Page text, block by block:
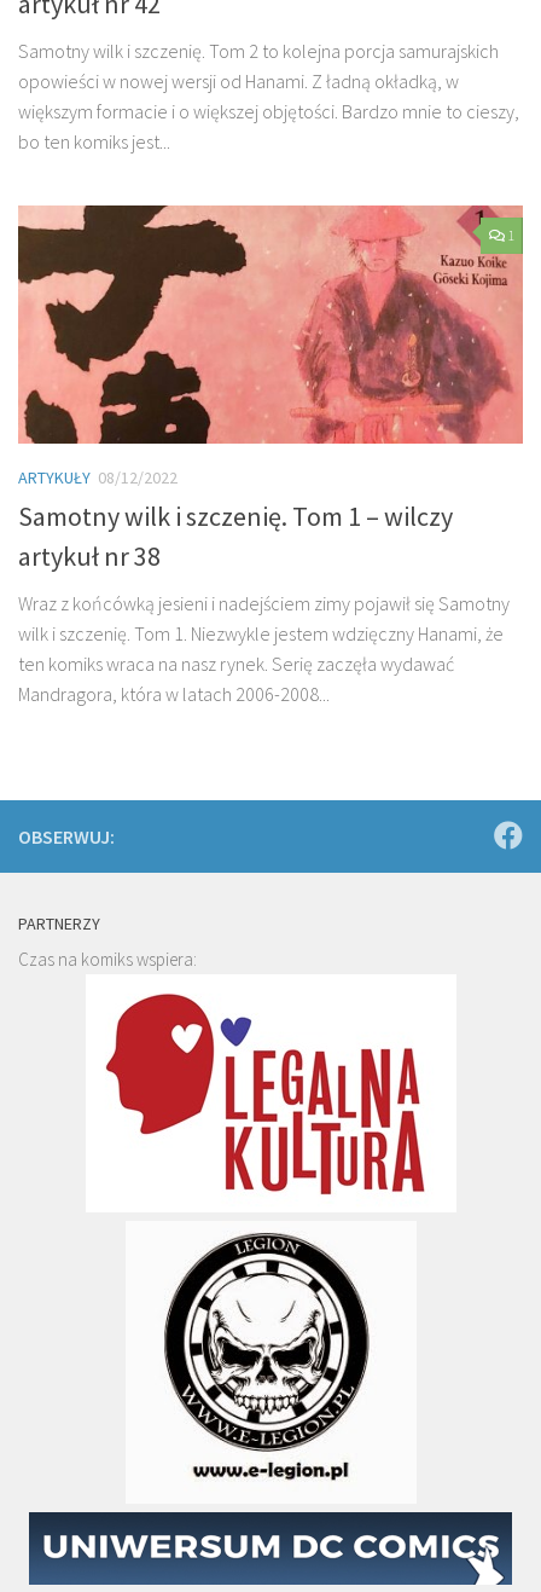
Samotny wilk i szczenię. Tom 2 to kolejna porcja samurajskich
opowieści w nowej wersji od Hanami. Z ładną okładką, w
większym formacie i o większej objętości. Bardzo mnie to cieszy,
bo ten komiks jest...
1
ARTYKUŁY 08/12/2022
Samotny wilk i szczenię. Tom 1 – wilczy
artykuł nr 38
Wraz z końcówką jesieni i nadejściem zimy pojawił się Samotny
wilk i szczenię. Tom 1. Niezwykle jestem wdzięczny Hanami, że
ten komiks wraca na nasz rynek. Serię zaczęła wydawać
Mandragora, która w latach 2006-2008...
OBSERWUJ:
PARTNERZY
Czas na komiks wspiera: